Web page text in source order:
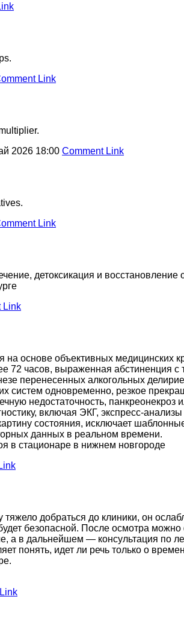
Link
2026 18:00 Comment Link
Link
детоксикация и восстановление
Link
основе объективных медицинских
72 часов, выраженная абстиненция с
перенесенных алкогольных
систем одновременно, резкое
недостаточность,
включая ЭКГ, экспресс-
состояния, исключает
данных в реальном времени.
в стационаре в нижнем новгороде
добраться до клиники, он
безопасной. После осмотра
а в дальнейшем — консультация по
понять, идет ли речь только о